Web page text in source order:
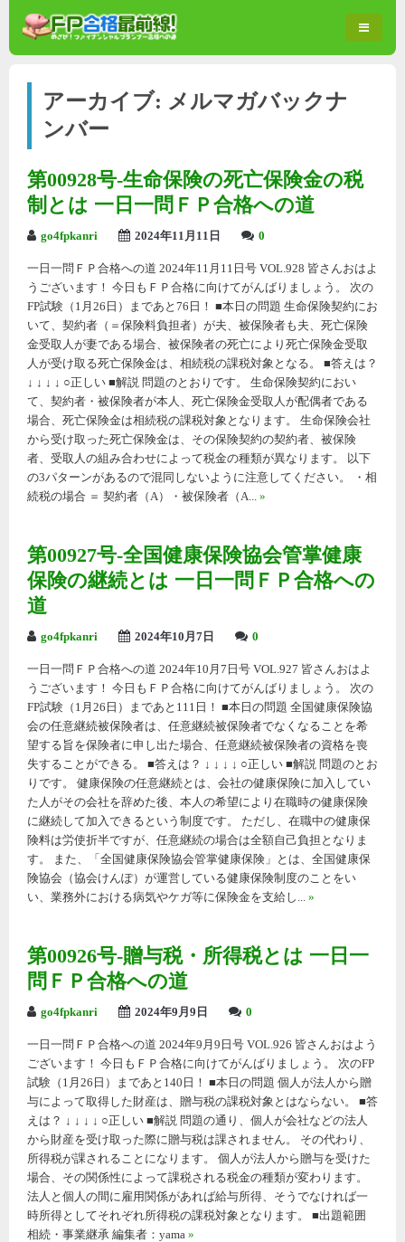
アーカイブ: メルマガバックナ
ンバー
第00928号-生命保険の死亡保険金の税
制とは 一日一問ＦＰ合格への道
go4fpkanri 2024年11月11日 0
一日一問ＦＰ合格への道 2024年11月11日号 VOL.928 皆さんおはよ
うございます！ 今日もＦＰ合格に向けてがんばりましょう。 次の
FP試験（1月26日）まであと76日！ ■本日の問題 生命保険契約にお
いて、契約者（＝保険料負担者）が夫、被保険者も夫、死亡保険
金受取人が妻である場合、被保険者の死亡により死亡保険金受取
人が受け取る死亡保険金は、相続税の課税対象となる。 ■答えは？
↓ ↓ ↓ ↓ ○正しい ■解説 問題のとおりです。 生命保険契約におい
て、契約者・被保険者が本人、死亡保険金受取人が配偶者である
場合、死亡保険金は相続税の課税対象となります。 生命保険会社
から受け取った死亡保険金は、その保険契約の契約者、被保険
者、受取人の組み合わせによって税金の種類が異なります。 以下
の3パターンがあるので混同しないように注意してください。 ・相
続税の場合 ＝ 契約者（A）・被保険者（A... »
第00927号-全国健康保険協会管掌健康
保険の継続とは 一日一問ＦＰ合格への
道
go4fpkanri 2024年10月7日 0
一日一問ＦＰ合格への道 2024年10月7日号 VOL.927 皆さんおはよ
うございます！ 今日もＦＰ合格に向けてがんばりましょう。 次の
FP試験（1月26日）まであと111日！ ■本日の問題 全国健康保険協
会の任意継続被保険者は、任意継続被保険者でなくなることを希
望する旨を保険者に申し出た場合、任意継続被保険者の資格を喪
失することができる。 ■答えは？ ↓ ↓ ↓ ↓ ○正しい ■解説 問題のとお
りです。 健康保険の任意継続とは、会社の健康保険に加入してい
た人がその会社を辞めた後、本人の希望により在職時の健康保険
に継続して加入できるという制度です。 ただし、在職中の健康保
険料は労使折半ですが、任意継続の場合は全額自己負担となりま
す。 また、「全国健康保険協会管掌健康保険」とは、全国健康保
険協会（協会けんぽ）が運営している健康保険制度のことをい
い、業務外における病気やケガ等に保険金を支給し... »
第00926号-贈与税・所得税とは 一日一
問ＦＰ合格への道
go4fpkanri 2024年9月9日 0
一日一問ＦＰ合格への道 2024年9月9日号 VOL.926 皆さんおはよう
ございます！ 今日もＦＰ合格に向けてがんばりましょう。 次のFP
試験（1月26日）まであと140日！ ■本日の問題 個人が法人から贈
与によって取得した財産は、贈与税の課税対象とはならない。 ■答
えは？ ↓ ↓ ↓ ↓ ○正しい ■解説 問題の通り、個人が会社などの法人
から財産を受け取った際に贈与税は課されません。 その代わり、
所得税が課されることになります。 個人が法人から贈与を受けた
場合、その関係性によって課税される税金の種類が変わります。
法人と個人の間に雇用関係があれば給与所得、そうでなければ一
時所得としてそれぞれ所得税の課税対象となります。 ■出題範囲
相続・事業継承 編集者：yama »